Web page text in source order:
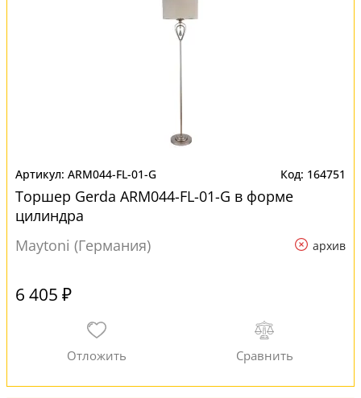
ARM044-FL-01-G 164751
Торшер Gerda ARM044-FL-01-G в форме
цилиндра
Maytoni (Германия)
архив
6 405 ₽